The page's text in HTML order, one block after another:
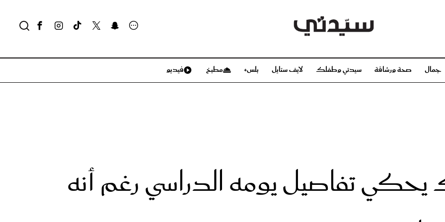
جمال صحة ورشاقة سيدتي وطفلك لايف ستايل بلس+ مطبخ فيديو
تفاصيل يومه الدراسي رغم أنه
مجلة سيدتي
مناسبات X سيدتي